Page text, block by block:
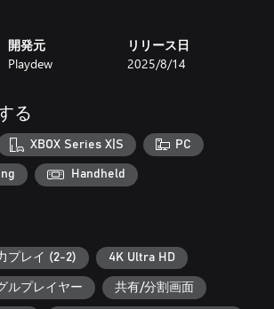
イルを動かして新しい道や仕掛けを発見
でも友達とでも楽しめるカウチ協力プレ
タジオジブリ風のビジュアルで世界を彩る
旅の感情を表現するオリジナルサウンド
道、アート、可愛いコレクションを発見
– 毎ステージが新鮮、繰り返し要素なし
もタイマーもなし、純粋にパズルを楽し
開発元
Playdew
リリース日
2025/8/14
る
XBOX Series X|S PC
Handheld
プレイ (2-2) 4K Ultra HD
ルプレイヤー 共有/分割画面